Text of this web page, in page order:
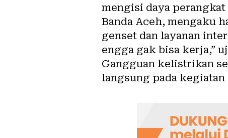
mengisi daya
Banda Aceh, mengaku
genset dan layanan
engga gak bisa kerja,”
Gangguan kelistrikan
langsung pada